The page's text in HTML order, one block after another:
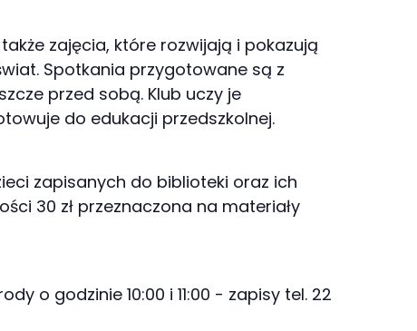
zajęcia, które rozwijają i pokazują
Spotkania przygotowane są z
przed sobą. Klub uczy je
do edukacji przedszkolnej.
zapisanych do biblioteki oraz ich
30 zł przeznaczona na materiały
o godzinie 10:00 i 11:00 - zapisy tel. 22